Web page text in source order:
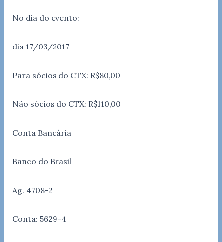
No dia do evento:
dia 17/03/2017
Para sócios do CTX: R$80,00
Não sócios do CTX: R$110,00
Conta Bancária
Banco do Brasil
Ag. 4708-2
Conta: 5629-4